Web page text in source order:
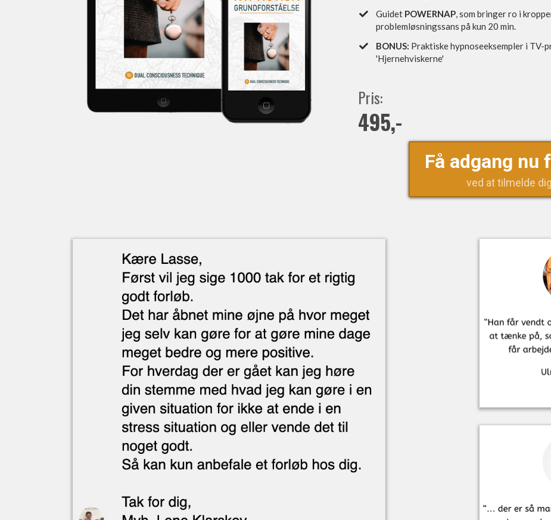
​Guidet POWERNAP, som bringer ro i
problemløsningssans på kun 20 min.
BONUS: Praktiske hypnoseeksempler i TV-
'Hjernehviskerne'
Pris:
495,-
Få adgang nu
ved at tilmelde